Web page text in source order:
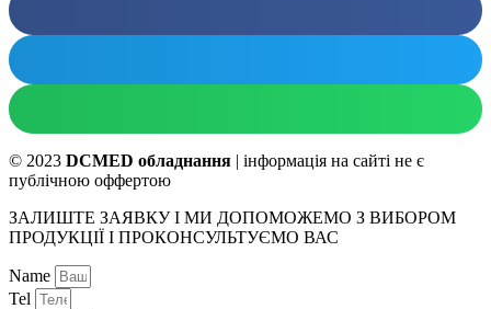
© 2023 DCMED обладнання | інформація на сайті не є
публічною оффертою
ЗАЛИШТЕ ЗАЯВКУ І МИ ДОПОМОЖЕМО З ВИБОРОМ
ПРОДУКЦІЇ І ПРОКОНСУЛЬТУЄМО ВАС
Name
Tel